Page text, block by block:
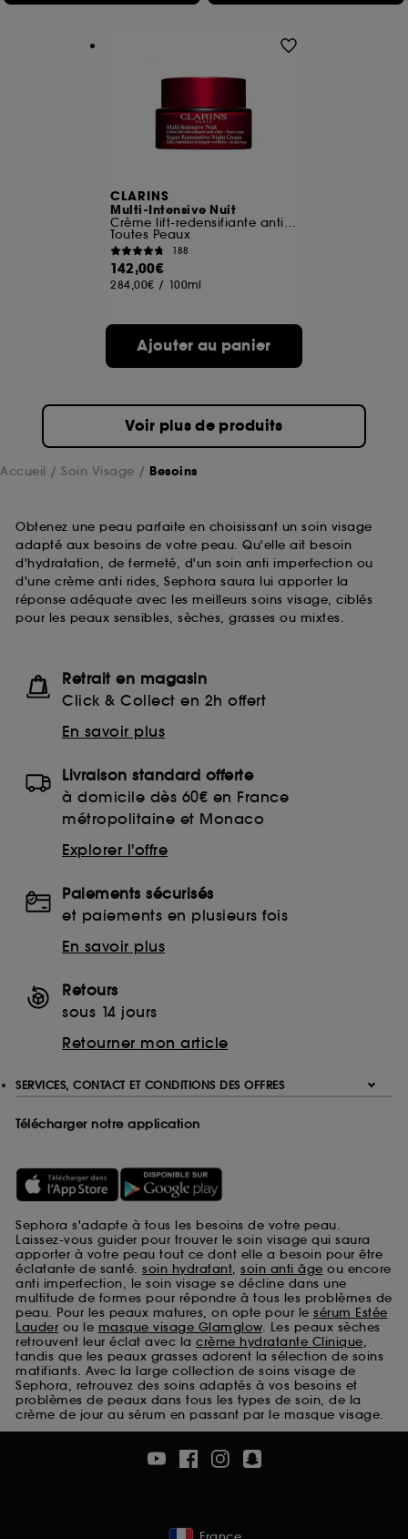
CLARINS
Multi-Intensive Nuit
Crème lift-redensifiante anti-rides
Toutes Peaux
188
142,00€
284,00€ / 100ml
Ajouter au panier
Voir plus de produits
Accueil Soin Visage Besoins
Obtenez une peau parfaite en choisissant un soin visage
adapté aux besoins de votre peau. Qu'elle ait besoin
d'hydratation, de fermeté, d'un soin anti imperfection ou
d'une crème anti rides, Sephora saura lui apporter la
réponse adéquate avec les meilleurs soins visage, ciblés
pour les peaux sensibles, sèches, grasses ou mixtes.
Retrait en magasin
Click & Collect en 2h offert
En savoir plus
Livraison standard offerte
à domicile dès 60€ en France
métropolitaine et Monaco
Explorer l'offre
Paiements sécurisés
et paiements en plusieurs fois
En savoir plus
Retours
sous 14 jours
Retourner mon article
SERVICES, CONTACT ET CONDITIONS DES OFFRES
Télécharger notre application
Sephora s'adapte à tous les besoins de votre peau.
Laissez-vous guider pour trouver le soin visage qui saura
apporter à votre peau tout ce dont elle a besoin pour être
éclatante de santé. soin hydratant, soin anti âge ou encore
anti imperfection, le soin visage se décline dans une
multitude de formes pour répondre à tous les problèmes de
peau. Pour les peaux matures, on opte pour le sérum Estée
Lauder ou le masque visage Glamglow. Les peaux sèches
retrouvent leur éclat avec la crème hydratante Clinique,
tandis que les peaux grasses adorent la sélection de soins
matifiants. Avec la large collection de soins visage de
Sephora, retrouvez des soins adaptés à vos besoins et
problèmes de peaux dans tous les types de soin, de la
crème de jour au sérum en passant par le masque visage.